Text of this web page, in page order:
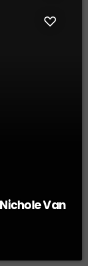
Nichole Van